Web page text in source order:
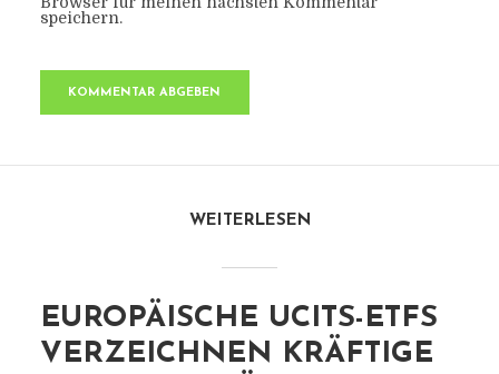
speichern.
WEITERLESEN
EUROPÄISCHE UCITS-ETFS
VERZEICHNEN KRÄFTIGE